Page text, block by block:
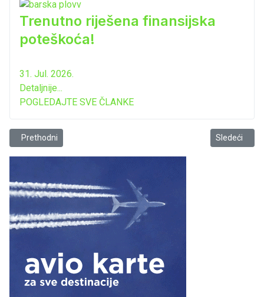
Trenutno riješena finansijska
poteškoća!
31. Jul. 2026.
Detaljnije...
POGLEDAJTE SVE ČLANKE
Prethodni članak: Veselin Joketić ponovo imenovan za
Prethodni Sledeći
Sledeći